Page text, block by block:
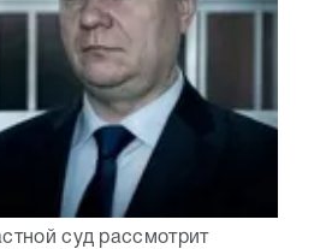
суд рассмотрит